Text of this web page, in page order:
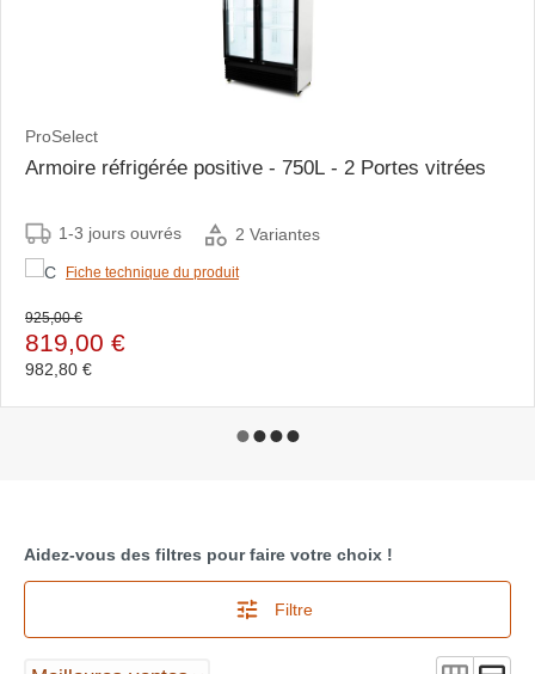
ProSelect
Armoire réfrigérée positive - 750L - 2 Portes vitrées
1-3 jours ouvrés 2 Variantes
Fiche technique du produit
925,00 €
819,00 €
982,80 €
Aidez-vous des filtres pour faire votre choix !
Filtre